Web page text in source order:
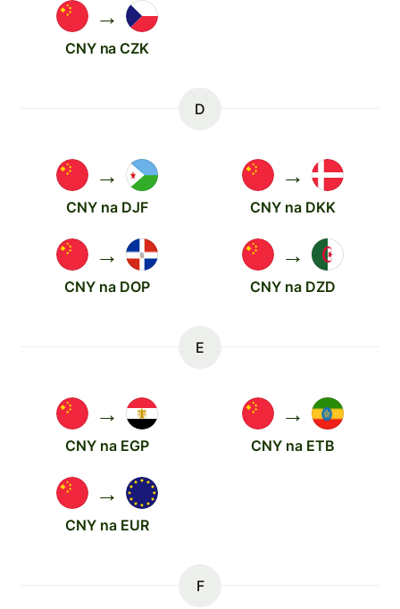
→
CNY na CZK
D
→
CNY na DJF
→
CNY na DKK
→
CNY na DOP
→
CNY na DZD
E
→
CNY na EGP
→
CNY na ETB
→
CNY na EUR
F